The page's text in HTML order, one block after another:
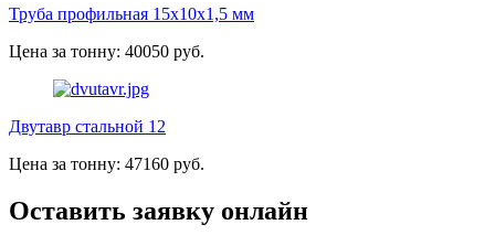
Труба профильная 15х10х1,5 мм
Цена за тонну: 40050 руб.
Двутавр стальной 12
Цена за тонну: 47160 руб.
Оставить заявку онлайн